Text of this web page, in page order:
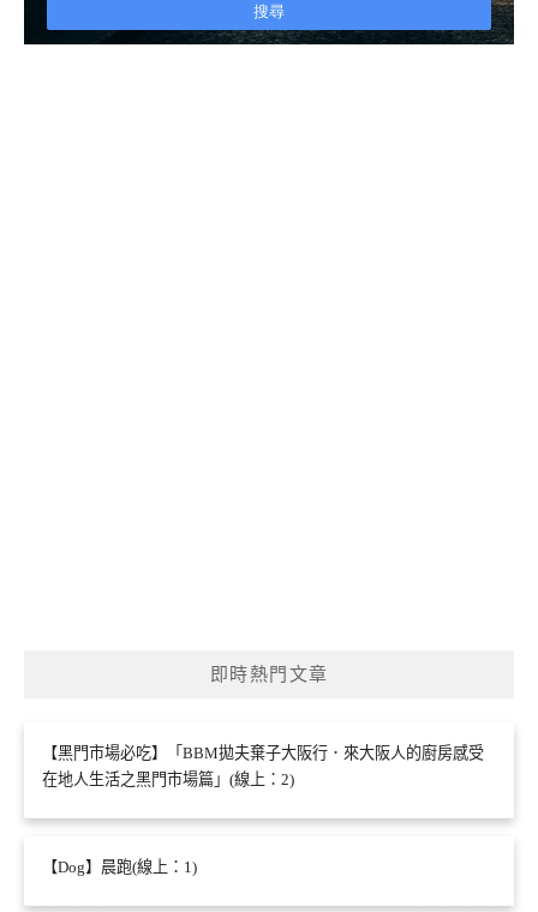
即時熱門文章
【黑門市場必吃】「BBM拋夫棄子大阪行．來大阪人的廚房感受
在地人生活之黑門市場篇」(線上：2)
【Dog】晨跑(線上：1)